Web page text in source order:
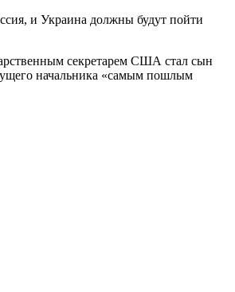
и Украина должны будут пойти
секретарем США стал сын
начальника «самым пошлым